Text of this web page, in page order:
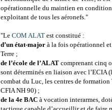
opérationnelle du maintien en
exploitant de tous les aéronefs."
"Le COM ALAT est constitué :
d’un état-major à la fois opérationnel
Terre ;
de l’école de l’ALAT comprenant cinq
sont déterminés en liaison avec l’ECIA
combat du Luc, les centres de
CFIA NH 90) ;
de la 4e BAC à vocation interarmes,